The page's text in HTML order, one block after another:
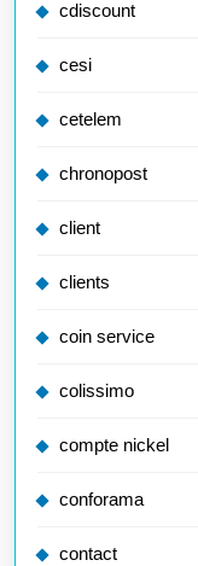
cdiscount
cesi
cetelem
chronopost
client
clients
coin service
colissimo
compte nickel
conforama
contact